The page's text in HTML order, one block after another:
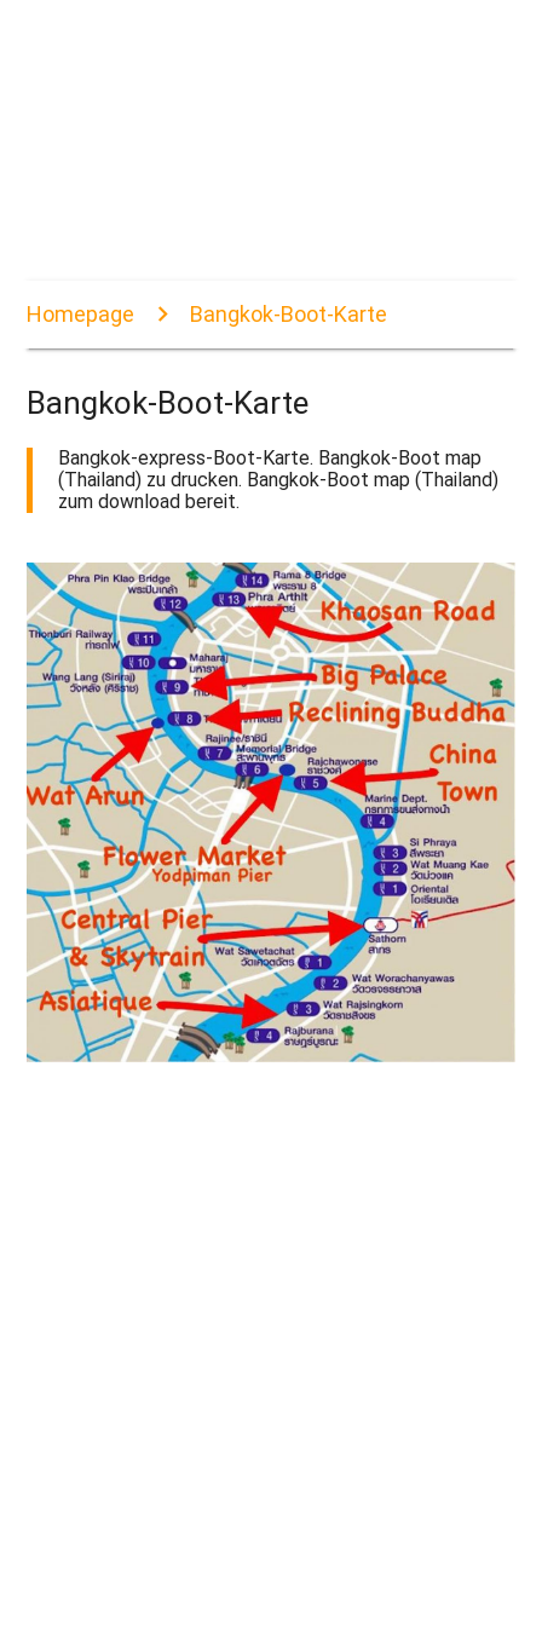
Homepage Bangkok-Boot-Karte
Bangkok-Boot-Karte
Bangkok-express-Boot-Karte. Bangkok-Boot map
(Thailand) zu drucken. Bangkok-Boot map (Thailand)
zum download bereit.